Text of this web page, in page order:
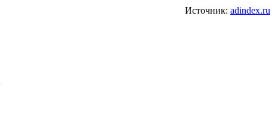
Источник: adindex.ru